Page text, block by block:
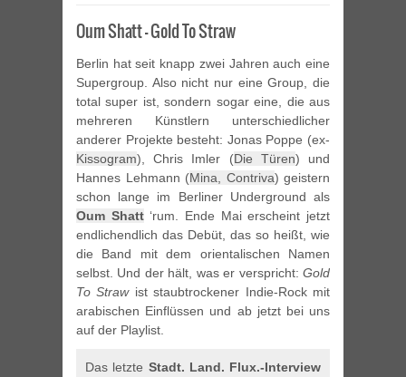
Oum Shatt – Gold To Straw
Berlin hat seit knapp zwei Jahren auch eine
Supergroup. Also nicht nur eine Group, die
total super ist, sondern sogar eine, die aus
mehreren Künstlern unterschiedlicher
anderer Projekte besteht: Jonas Poppe (ex-
Kissogram), Chris Imler (Die Türen) und
Hannes Lehmann (Mina, Contriva) geistern
schon lange im Berliner Underground als
Oum Shatt‘rum. Ende Mai erscheint jetzt
endlichendlich das Debüt, das so heißt, wie
die Band mit dem orientalischen Namen
selbst. Und der hält, was er verspricht: Gold
To Strawist staubtrockener Indie-Rock mit
arabischen Einflüssen und ab jetzt bei uns
auf der Playlist.
Das letzte Stadt. Land. Flux.-Interview